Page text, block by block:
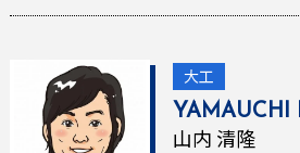
大工
YAMAUCHI
山内 清隆